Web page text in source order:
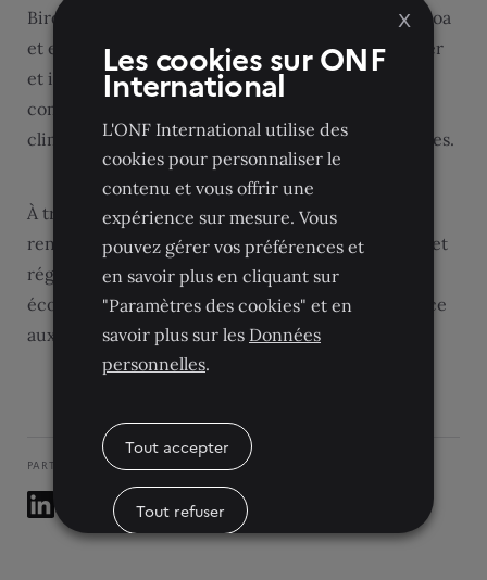
BirdLife International aux Fidji, aux Palaos, au Samoa
et en Polynésie française. Ce projet vise à améliorer
et intégrer la gestion des espèces envahissantes
comme levier d’adaptation au changement
climatique, dans les sites de biodiversité prioritaires.
À travers ces nouveaux projets, l’Initiative Kiwa
renforce son action en faveur de solutions locales et
régionales contribuant à la résilience des
écosystèmes et des communautés du Pacifique face
aux défis climatiques.
PARTAGER CET ARTICLE
X
Les cookies sur ONF
International
L'ONF International utilise des
cookies pour personnaliser le
contenu et vous offrir une
expérience sur mesure. Vous
pouvez gérer vos préférences et
en savoir plus en cliquant sur
"Paramètres des cookies" et en
savoir plus sur les Données
personnelles.
Tout accepter
Tout refuser